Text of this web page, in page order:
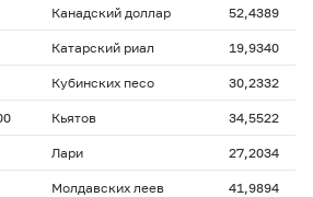
Канадский доллар 52,4389
Катарский риал 19,9340
Кубинских песо 30,2332
Кьятов 34,5522
Лари 27,2034
Молдавских леев 41,9894